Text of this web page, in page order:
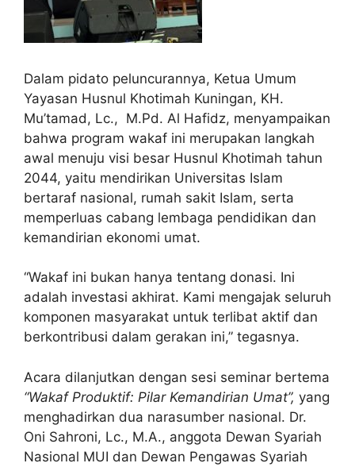
Dalam pidato peluncurannya, Ketua Umum
Yayasan Husnul Khotimah Kuningan, KH.
Mu’tamad, Lc., M.Pd. Al Hafidz, menyampaikan
bahwa program wakaf ini merupakan langkah
awal menuju visi besar Husnul Khotimah tahun
2044, yaitu mendirikan Universitas Islam
bertaraf nasional, rumah sakit Islam, serta
memperluas cabang lembaga pendidikan dan
kemandirian ekonomi umat.
“Wakaf ini bukan hanya tentang donasi. Ini
adalah investasi akhirat. Kami mengajak seluruh
komponen masyarakat untuk terlibat aktif dan
berkontribusi dalam gerakan ini,” tegasnya.
Acara dilanjutkan dengan sesi seminar bertema
“Wakaf Produktif: Pilar Kemandirian Umat”, yang
menghadirkan dua narasumber nasional. Dr.
Oni Sahroni, Lc., M.A., anggota Dewan Syariah
Nasional MUI dan Dewan Pengawas Syariah